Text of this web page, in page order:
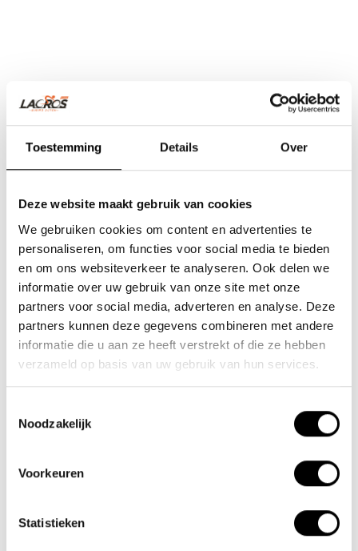
Toestemming Details Over
Deze website maakt gebruik van cookies
We gebruiken cookies om content en advertenties te
personaliseren, om functies voor social media te bieden
en om ons websiteverkeer te analyseren. Ook delen we
informatie over uw gebruik van onze site met onze
partners voor social media, adverteren en analyse. Deze
partners kunnen deze gegevens combineren met andere
informatie die u aan ze heeft verstrekt of die ze hebben
verzameld op basis van uw gebruik van hun services.
Noodzakelijk
Voorkeuren
Statistieken
Team Lacros
Nieuwe Eerdsebaan 16, 5482 VS Schijndel Nederland
Numéro de la Chambre de Commerce : 62140957
Numéro de TVA : NL854680950B01
(+31) 73 203 2487
(+31) 73 203 2487